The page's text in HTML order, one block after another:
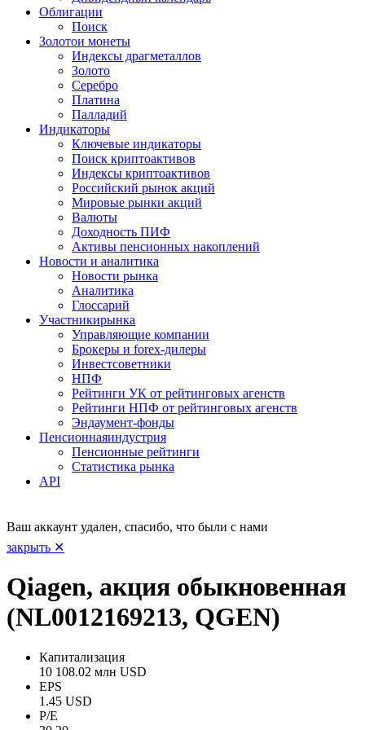
Облигации
Поиск
Золотои монеты
Индексы драгметаллов
Золото
Серебро
Платина
Палладий
Индикаторы
Ключевые индикаторы
Поиск криптоактивов
Индексы криптоактивов
Российский рынок акций
Мировые рынки акций
Валюты
Доходность ПИФ
Активы пенсионных накоплений
Новости и аналитика
Новости рынка
Аналитика
Глоссарий
Участникирынка
Управляющие компании
Брокеры и forex-дилеры
Инвестсоветники
НПФ
Рейтинги УК от рейтинговых агенств
Рейтинги НПФ от рейтинговых агенств
Эндаумент-фонды
Пенсионнаяиндустрия
Пенсионные рейтинги
Статистика рынка
API
Ваш аккаунт удален, спасибо, что были с нами
закрыть ✕
Qiagen, акция обыкновенная
(NL0012169213, QGEN)
Капитализация
10 108.02 млн USD
EPS
1.45 USD
P/E